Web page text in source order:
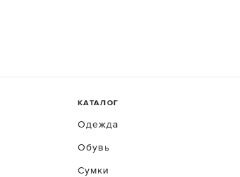
КАТАЛОГ
Одежда
Обувь
Сумки